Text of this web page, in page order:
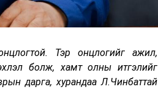
Тэр онцлогийг ажил,
болж, хамт олны итгэлийг
дарга, хурандаа Л.Чинбаттай